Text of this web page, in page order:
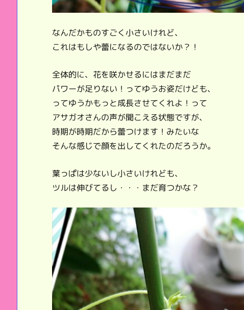
なんだかものすごく小さいけれど、
これはもしや蕾になるのではないか？！
全体的に、花を咲かせるにはまだまだ
パワーが足りない！ってゆうお姿だけども、
ってゆうかもっと成長させてくれよ！って
アサガオさんの声が聞こえる状態ですが、
時期が時期だから蕾つけます！みたいな
そんな感じで顔を出してくれたのだろうか。
葉っぱは少ないし小さいけれども、
ツルは伸びてるし・・・まだ育つかな？